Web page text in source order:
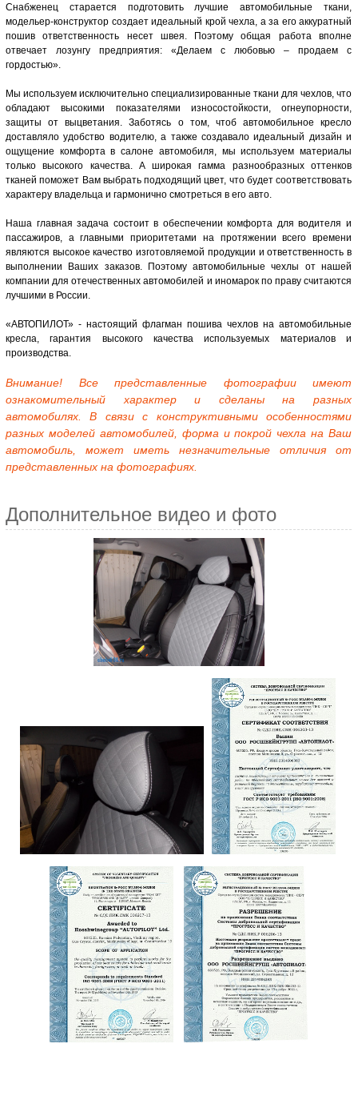
Снабженец старается подготовить лучшие автомобильные ткани,
модельер-конструктор создает идеальный крой чехла, а за его аккуратный
пошив ответственность несет швея. Поэтому общая работа вполне
отвечает лозунгу предприятия: «Делаем с любовью – продаем с
гордостью».
Мы используем исключительно специализированные ткани для чехлов, что
обладают высокими показателями износостойкости, огнеупорности,
защиты от выцветания. Заботясь о том, чтоб автомобильное кресло
доставляло удобство водителю, а также создавало идеальный дизайн и
ощущение комфорта в салоне автомобиля, мы используем материалы
только высокого качества. А широкая гамма разнообразных оттенков
тканей поможет Вам выбрать подходящий цвет, что будет соответствовать
характеру владельца и гармонично смотреться в его авто.
Наша главная задача состоит в обеспечении комфорта для водителя и
пассажиров, а главными приоритетами на протяжении всего времени
являются высокое качество изготовляемой продукции и ответственность в
выполнении Ваших заказов. Поэтому автомобильные чехлы от нашей
компании для отечественных автомобилей и иномарок по праву считаются
лучшими в России.
«АВТОПИЛОТ» - настоящий флагман пошива чехлов на автомобильные
кресла, гарантия высокого качества используемых материалов и
производства.
Внимание! Все представленные фотографии имеют
ознакомительный характер и сделаны на разных
автомобилях. В связи с конструктивными особенностями
разных моделей автомобилей, форма и покрой чехла на Ваш
автомобиль, может иметь незначительные отличия от
представленных на фотографиях.
Дополнительное видео и фото